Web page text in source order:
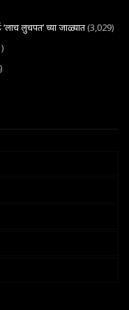
‘लाच लुचपत’ च्या जाळ्यात(3,029)